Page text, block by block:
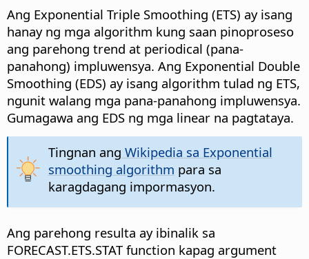
Ang Exponential Triple Smoothing (ETS) ay isang
hanay ng mga algorithm kung saan pinoproseso
ang parehong trend at periodical (pana-
panahong) impluwensya. Ang Exponential Double
Smoothing (EDS) ay isang algorithm tulad ng ETS,
ngunit walang mga pana-panahong impluwensya.
Gumagawa ang EDS ng mga linear na pagtataya.
Tingnan ang Wikipedia sa Exponential
smoothing algorithm para sa
karagdagang impormasyon.
Ang parehong resulta ay ibinalik sa
FORECAST.ETS.STAT function kapag argument